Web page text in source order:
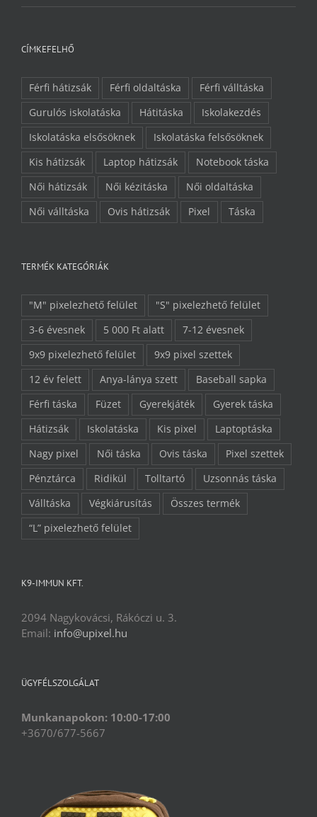
CÍMKEFELHŐ
Férfi hátizsák Férfi oldaltáska
Férfi válltáska
Gurulós iskolatáska
Hátitáska
Iskolakezdés
Iskolatáska elsősöknek
Iskolatáska felsősöknek
Kis hátizsák
Laptop hátizsák
Notebook táska
Női hátizsák
Női kézitáska
Női oldaltáska
Női válltáska
Ovis hátizsák Pixel Táska
TERMÉK KATEGÓRIÁK
"M" pixelezhető felület
"S" pixelezhető felület
3-6 évesnek
5 000 Ft alatt
7-12 évesnek
9x9 pixelezhető felület
9x9 pixel szettek
12 év felett
Anya-lánya szett
Baseball sapka
Férfi táska
Füzet Gyerekjáték
Gyerek táska
Hátizsák
Iskolatáska Kis pixel
Laptoptáska
Nagy pixel
Női táska Ovis táska
Pixel szettek
Pénztárca
Ridikül Tolltartó
Uzsonnás táska
Válltáska
Végkiárusítás
Összes termék
“L” pixelezhető felület
K9-IMMUN KFT.
2094 Nagykovácsi, Rákóczi u. 3.
Email: info@upixel.hu
ÜGYFÉLSZOLGÁLAT
Munkanapokon: 10:00-17:00
+3670/677-5667